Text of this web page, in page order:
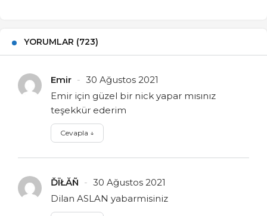
YORUMLAR (723)
Emir
30 Ağustos 2021
Emir için güzel bir nick yapar mısınız
teşekkür ederim
Cevapla ↓
ĎĪŁĂÑ
30 Ağustos 2021
Dilan ASLAN yabarmisiniz